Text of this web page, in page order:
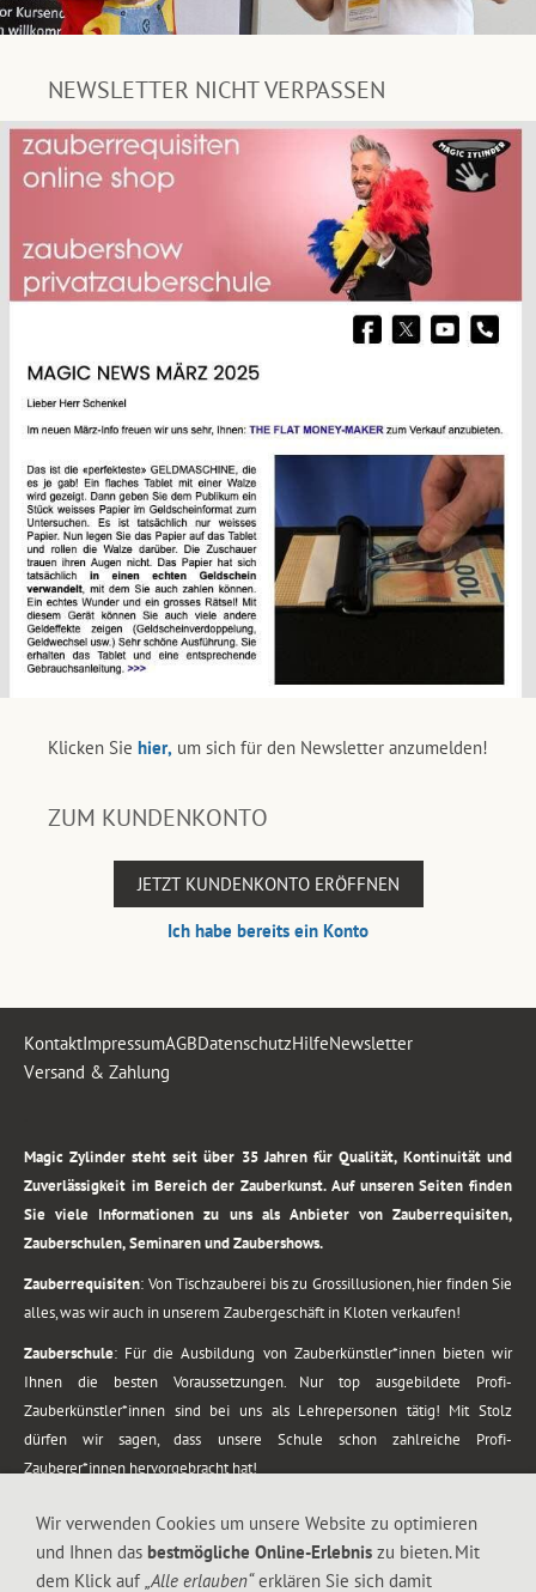
NEWSLETTER NICHT VERPASSEN
Klicken Sie hier, um sich für den Newsletter anzumelden!
ZUM KUNDENKONTO
JETZT KUNDENKONTO ERÖFFNEN
Ich habe bereits ein Konto
KontaktImpressumAGBDatenschutzHilfeNewsletter
Versand & Zahlung
Magic Zylinder steht seit über 35 Jahren für Qualität, Kontinuität und
Zuverlässigkeit im Bereich der Zauberkunst. Auf unseren Seiten finden
Sie viele Informationen zu uns als Anbieter von Zauberrequisiten,
Zauberschulen, Seminaren und Zaubershows.
Zauberrequisiten: Von Tischzauberei bis zu Grossillusionen, hier finden Sie
alles, was wir auch in unserem Zaubergeschäft in Kloten verkaufen!
Zauberschule: Für die Ausbildung von Zauberkünstler*innen bieten wir
Ihnen die besten Voraussetzungen. Nur top ausgebildete Profi-
Zauberkünstler*innen sind bei uns als Lehrepersonen tätig! Mit Stolz
dürfen wir sagen, dass unsere Schule schon zahlreiche Profi-
Zauberer*innen hervorgebracht hat!
vom Kinderprogramm bis zur Tischzauberei. Lassen Sie sich faszinieren von
meiner Zauber-Sprech-Show, angerührt mit sprachlichen Sequenzen,
Wir verwenden Cookies um unsere Website zu optimieren
und Ihnen das bestmögliche Online-Erlebnis zu bieten. Mit
dem Klick auf „Alle erlauben“erklären Sie sich damit